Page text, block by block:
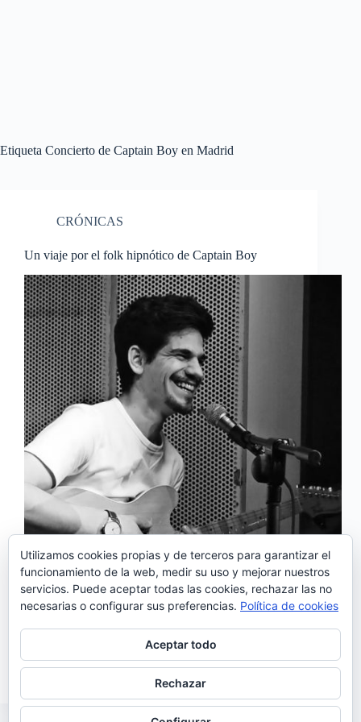
Etiqueta Concierto de Captain Boy en Madrid
CRÓNICAS
Un viaje por el folk hipnótico de Captain Boy
El pasado viernes, la Sala Siroco acogía el primer
concierto de Captain Boy en la capital. El portugués
había pasado por varias ciudades españolas y
teníamos ya muchas ganas de que llegara a Madrid.
Por supuesto, no nos decepcionó. La noche…
Noemí Sánchez
11/02/2018
Utilizamos cookies propias y de terceros para garantizar el
funcionamiento de la web, medir su uso y mejorar nuestros
servicios. Puede aceptar todas las cookies, rechazar las no
necesarias o configurar sus preferencias. Política de cookies
Aceptar todo
Rechazar